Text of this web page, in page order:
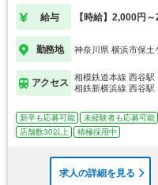
給与 【時給】2,000円
勤務地 神奈川県 横浜市保土
アクセス
相模鉄道本線 西谷駅
相鉄新横浜線 西谷駅
新卒も応募可能 未経験者も応募可能
店舗数30以上
積極採用中
求人の詳細を見る